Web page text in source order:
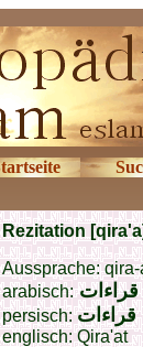
Rezitation
Aussprache: qira-
arabisch: قراءات
persisch:قراءات
englisch:Qira'at